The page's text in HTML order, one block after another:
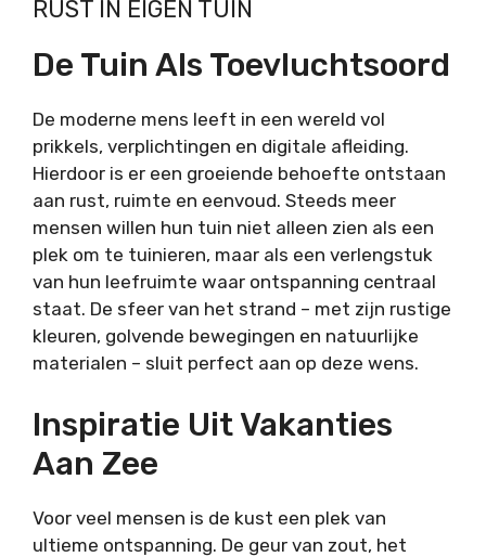
RUST IN EIGEN TUIN
De Tuin Als Toevluchtsoord
De moderne mens leeft in een wereld vol
prikkels, verplichtingen en digitale afleiding.
Hierdoor is er een groeiende behoefte ontstaan
aan rust, ruimte en eenvoud. Steeds meer
mensen willen hun tuin niet alleen zien als een
plek om te tuinieren, maar als een verlengstuk
van hun leefruimte waar ontspanning centraal
staat. De sfeer van het strand – met zijn rustige
kleuren, golvende bewegingen en natuurlijke
materialen – sluit perfect aan op deze wens.
Inspiratie Uit Vakanties
Aan Zee
Voor veel mensen is de kust een plek van
ultieme ontspanning. De geur van zout, het